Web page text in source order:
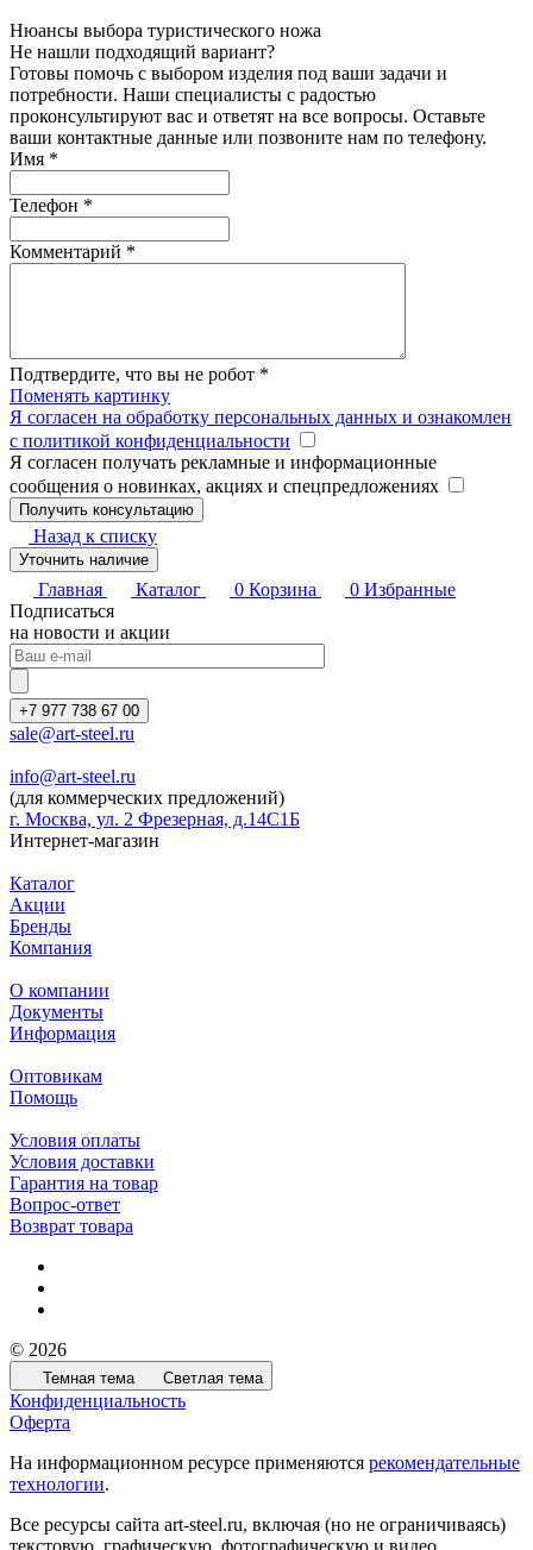
Нюансы выбора туристического ножа
Не нашли подходящий вариант?
Готовы помочь с выбором изделия под ваши задачи и
потребности. Наши специалисты с радостью
проконсультируют вас и ответят на все вопросы. Оставьте
ваши контактные данные или позвоните нам по телефону.
Имя *
Телефон *
Комментарий *
Подтвердите, что вы не робот *
Поменять картинку
Я согласен на обработку персональных данных и ознакомлен
с политикой конфиденциальности
Я согласен получать рекламные и информационные
сообщения о новинках, акциях и спецпредложениях
Назад к списку
Уточнить наличие
Главная Каталог 0 Корзина 0 Избранные
Подписаться
на новости и акции
+7 977 738 67 00
sale@art-steel.ru
info@art-steel.ru
(для коммерческих предложений)
г. Москва, ул. 2 Фрезерная, д.14С1Б
Интернет-магазин
Каталог
Акции
Бренды
Компания
О компании
Документы
Информация
Оптовикам
Помощь
Условия оплаты
Условия доставки
Гарантия на товар
Вопрос-ответ
Возврат товара
© 2026
Темная тема Светлая тема
Конфиденциальность
Оферта
На информационном ресурсе применяются рекомендательные
технологии.
Все ресурсы сайта art-steel.ru, включая (но не ограничиваясь)
текстовую, графическую, фотографическую и видео